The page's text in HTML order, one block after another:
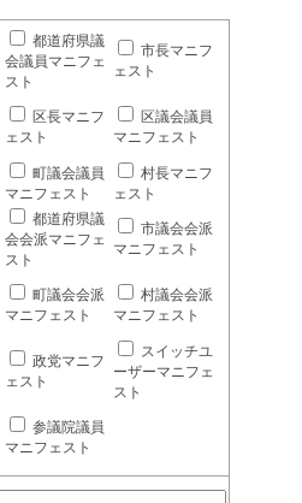
都道府県議
会議員マニフェ
スト
市長マニフ
ェスト
区長マニフ
ェスト
区議会議員
マニフェスト
町議会議員
マニフェスト
村長マニフ
ェスト
都道府県議
会会派マニフェ
スト
市議会会派
マニフェスト
町議会会派
マニフェスト
村議会会派
マニフェスト
政党マニフ
ェスト
スイッチユ
ーザーマニフェ
スト
参議院議員
マニフェスト